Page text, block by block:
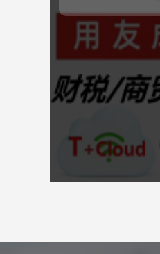
用友BIP商业创新
云原生、元数据驱
计，涵盖平台服务
等形态，集工具、
与产业商业创新的